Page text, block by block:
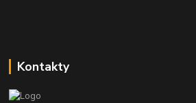
Kontakty